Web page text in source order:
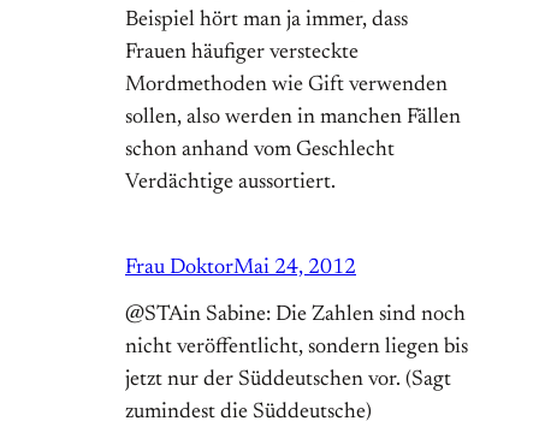
Beispiel hört man ja immer, dass
Frauen häufiger versteckte
Mordmethoden wie Gift verwenden
sollen, also werden in manchen Fällen
schon anhand vom Geschlecht
Verdächtige aussortiert.
Frau DoktorMai 24, 2012
@STAin Sabine: Die Zahlen sind noch
nicht veröffentlicht, sondern liegen bis
jetzt nur der Süddeutschen vor. (Sagt
zumindest die Süddeutsche)